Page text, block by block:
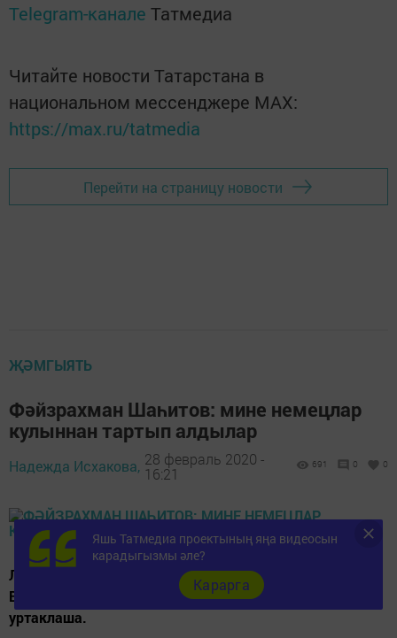
Telegram-канале Татмедиа
Читайте новости Татарстана в
национальном мессенджере MАХ:
https://max.ru/tatmedia
Перейти на страницу новости
ҖӘМГЫЯТЬ
Фәйзрахман Шаһитов: мине немецлар
кулыннан тартып алдылар
Надежда Исхакова, 28 февраль 2020 -
16:21
691 0 0
Лаеш районыннан 95 яшьлек ветеран үзенең Бөек
Ватан сугышы турындагы истәлекләре белән
уртаклаша.
Яшь Татмедиа проектының яңа видеосын
карадыгызмы әле?
Карарга